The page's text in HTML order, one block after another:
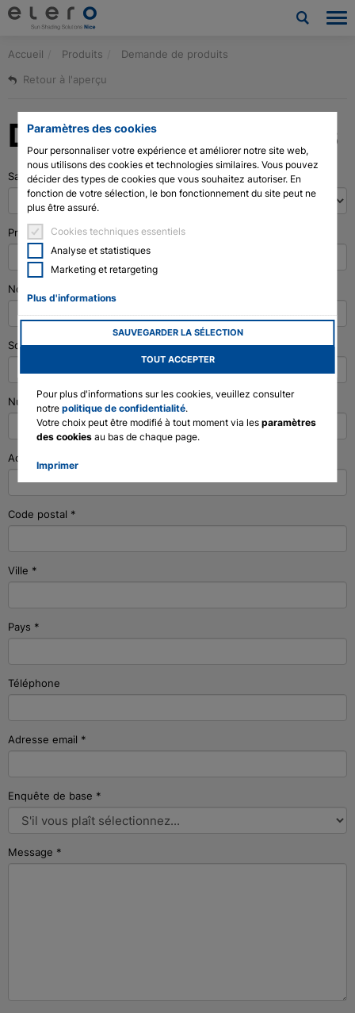
Paramètres des cookies
Pour personnaliser votre expérience et améliorer notre site web,
nous utilisons des cookies et technologies similaires. Vous pouvez
décider des types de cookies que vous souhaitez autoriser. En
fonction de votre sélection, le bon fonctionnement du site peut ne
plus être assuré.
Cookies techniques essentiels
Analyse et statistiques
Marketing et retargeting
Plus d'informations
SAUVEGARDER LA SÉLECTION
TOUT ACCEPTER
Pour plus d'informations sur les cookies, veuillez consulter
notrepolitique de confidentialité.
Votre choix peut être modifié à tout moment via lesparamètres
des cookies au bas de chaque page.
Imprimer
Produits
Nouvelles et Presse
Société
Contact
Téléchargements et service
Architectes et urbanistes
Technologie des moteurs à tige de vérin
Deutsch
Francais
Accueil Produits
Demande de produits
Retour à l'aperçu
Demande de produits
Salutation*
Prénom *
Nom de famille
Société*
Numéro de client
Adresse
Code postal *
Ville *
Pays *
Téléphone
Adresse email *
Enquête de base *
Message *